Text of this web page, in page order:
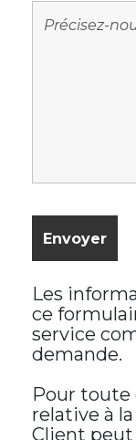
Les
ce
service
demande.
Pour toute
relative à
Client peut